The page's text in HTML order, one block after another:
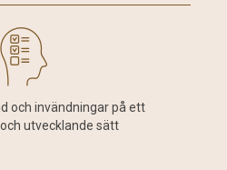
och invändningar på ett
utvecklande sätt